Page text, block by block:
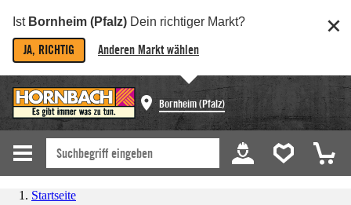
Ist Bornheim (Pfalz) Dein richtiger Markt?
JA, RICHTIG Anderen Markt wählen
Bornheim (Pfalz)
Startseite